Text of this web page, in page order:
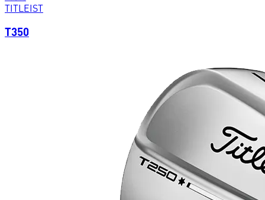
TITLEIST
T350